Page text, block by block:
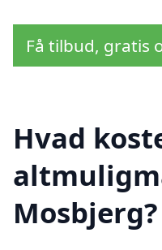
Få tilbud, gratis
Hvad
Mosbjerg?